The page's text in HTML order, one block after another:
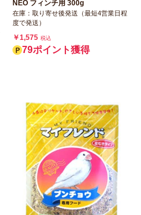
NEO フィンチ用 300g
在庫：取り寄せ後発送（最短4営業日程
度で発送）
￥1,575 税込
79ポイント獲得